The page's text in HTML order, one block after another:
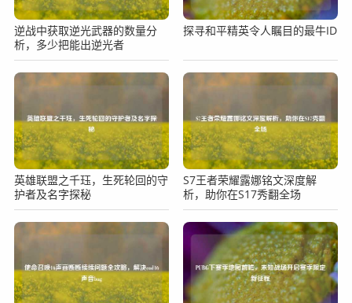
逆战中获取逆光武器的数量分
析，多少把能出逆光者
探寻和平精英令人瞩目的最牛ID
英雄联盟之千珏，生死轮回的守
护者及名字探秘
S7王者荣耀露娜铭文深度解
析，助你在S17秀翻全场